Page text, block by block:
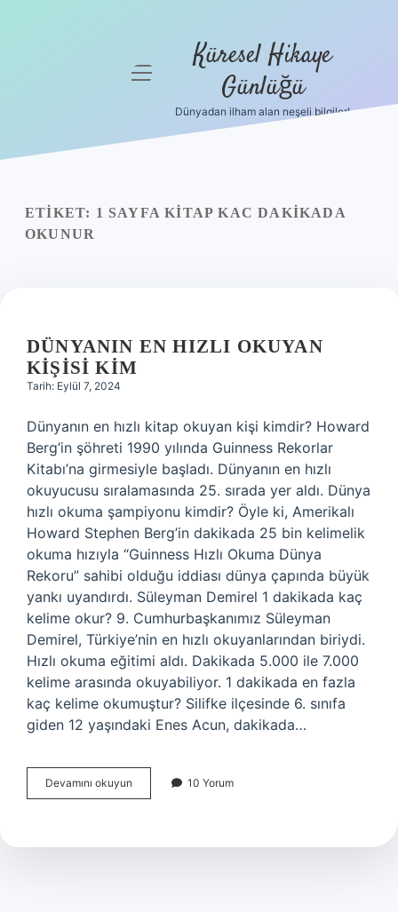
Yasal Uyarı
menüyü
Küresel Hikaye
Günlüğü
Dünyadan ilham alan neşeli bilgiler!
ETIKET: 1 SAYFA KITAP KAC DAKIKADA
OKUNUR
DÜNYANIN EN HIZLI OKUYAN
KIŞISI KIM
Tarih: Eylül 7, 2024
Dünyanın en hızlı kitap okuyan kişi kimdir? Howard
Berg’in şöhreti 1990 yılında Guinness Rekorlar
Kitabı’na girmesiyle başladı. Dünyanın en hızlı
okuyucusu sıralamasında 25. sırada yer aldı. Dünya
hızlı okuma şampiyonu kimdir? Öyle ki, Amerikalı
Howard Stephen Berg’in dakikada 25 bin kelimelik
okuma hızıyla “Guinness Hızlı Okuma Dünya
Rekoru” sahibi olduğu iddiası dünya çapında büyük
yankı uyandırdı. Süleyman Demirel 1 dakikada kaç
kelime okur? 9. Cumhurbaşkanımız Süleyman
Demirel, Türkiye’nin en hızlı okuyanlarından biriydi.
Hızlı okuma eğitimi aldı. Dakikada 5.000 ile 7.000
kelime arasında okuyabiliyor. 1 dakikada en fazla
kaç kelime okumuştur? Silifke ilçesinde 6. sınıfa
giden 12 yaşındaki Enes Acun, dakikada…
Devamını okuyun Dünyanın
En
Kişisi
10 Yorum